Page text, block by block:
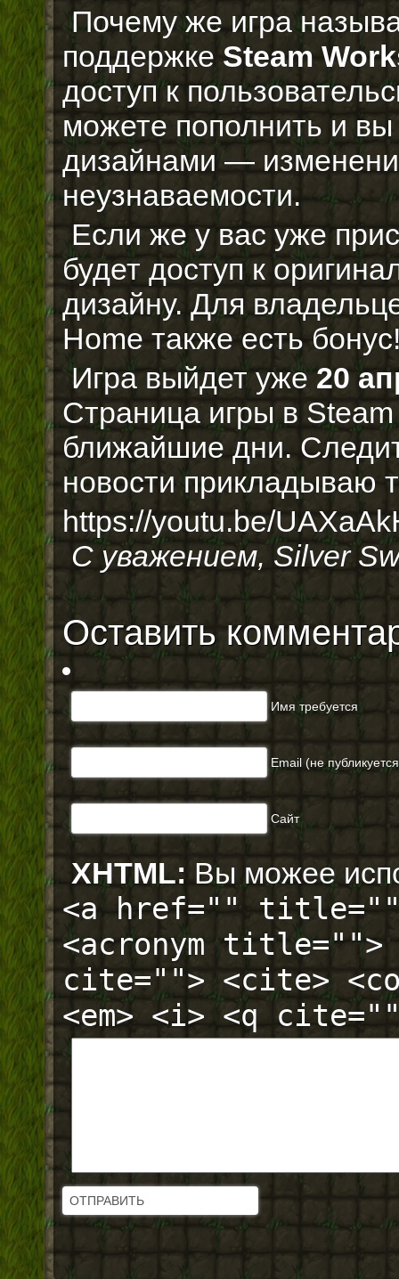
Почему же игра
поддержке Steam
доступ к
можете пополнить и
дизайнами —
неузнаваемости.
Если же у вас уже
будет доступ к
дизайну. Для
Home также есть
Игра выйдет уже20
Страница игры в Steam
ближайшие дни.
новости прикладываю
https://youtu.be/
С уважением, Silver
Оставить
Имя требуется
Email (не
Сайт
XHTML: Вы можее
<a href=""
<acronym title="">
cite=""> <cite>
<em> <i> <q